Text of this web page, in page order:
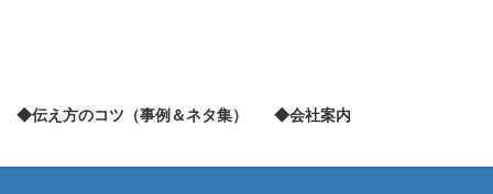
◆伝え方のコツ（事例＆ネタ集） ◆会社案内